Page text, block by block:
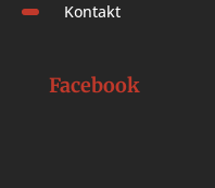
Kontakt
Facebook